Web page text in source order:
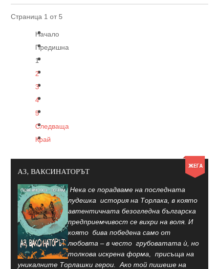
Страница 1 от 5
Начало
Предишна
1
2
3
4
5
Следваща
Край
АЗ, ВАКСИНАТОРЪТ
Нека се порадваме на последната
лудешка история на Торлака, в която
автентичната безогледна българска
предприемчивост се вихри на воля. И
която бива победена само от
любовта – в често грубоватата ѝ, но
толкова искрена форма, присъща на
уникалните Торлашки герои. Ако той пишеше на